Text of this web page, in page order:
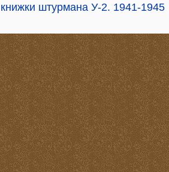
штурмана У-2. 1941-1945